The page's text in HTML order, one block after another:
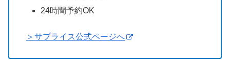
24時間予約OK
＞サプライス公式ページへ